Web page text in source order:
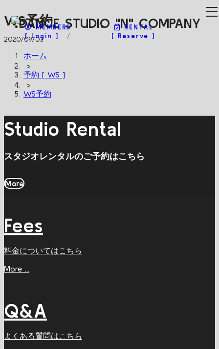
MEMBERS
[ Login ]
RENTAL
[ Reserve ]
WS予約
2020/09/03
ホーム
>
予約 [ WS ]
>
WS予約
Studio Rental
スタジオレンタルのご予約はこちら
More
Fees
料金についてはこちら
More ...
Q&A
よくある質問はこちら